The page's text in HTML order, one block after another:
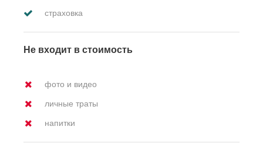
страховка
Не входит в стоимость
фото и видео
личные траты
напитки